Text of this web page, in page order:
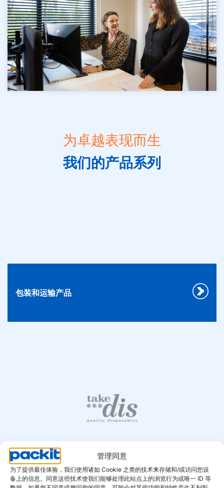
管理同意
为了提供最佳体验，我们使用诸如 Cookie 之类的技术来存储和/或访问您设
备上的信息。同意这些技术使我们能够处理此站点上的浏览行为或唯一 ID 等
为卓越表现而生
我们的产品系列
包装和运输产品
自有品牌